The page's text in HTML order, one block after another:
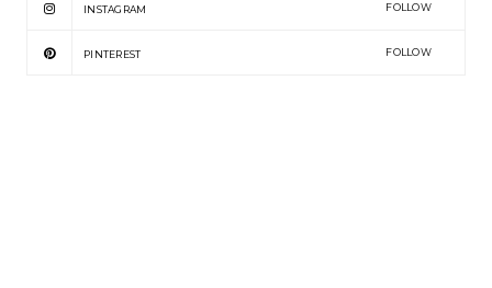
INSTAGRAM FOLLOW
PINTEREST FOLLOW